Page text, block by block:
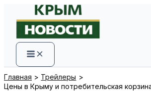
содержимому
Главная
Трейлеры
Цены в Крыму и потребительская